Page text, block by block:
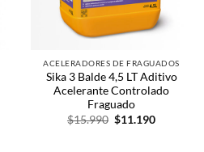
ACELERADORES DE FRAGUADOS
Sika 3 Balde 4,5 LT Aditivo
Acelerante Controlado
Fraguado
$15.990 $11.190